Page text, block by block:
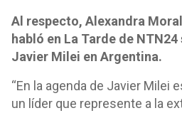
Al respecto, Alexandra
habló en La Tarde de
Javier Milei en Argentina.
“En la agenda de Javier Milei
un líder que represente a la